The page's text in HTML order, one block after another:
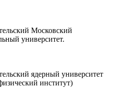
Московский
университет.
ядерный университет
институт)